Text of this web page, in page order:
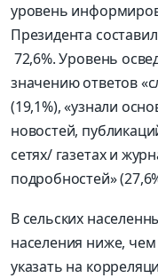
уровень
Президента
72,6%. Уровень
значению ответов
(19,1%), «узнали
новостей,
сетях/ газетах и
подробностей»
В сельских
населения ниже, чем
указать на